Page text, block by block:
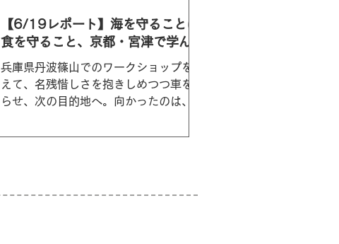
【6/19レポート】海を守ることは
食を守ること、京都・宮津で学んだ
たねと魚
兵庫県丹波篠山でのワークショップを終
えて、名残惜しさを抱きしめつつ車を走
らせ、次の目的地へ。向かったのは、京
町です。 迎えてくださったのはヤポネ